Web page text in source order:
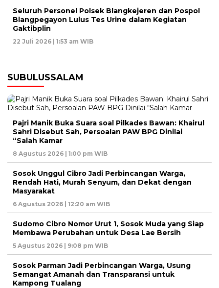
Seluruh Personel Polsek Blangkejeren dan Pospol
Blangpegayon Lulus Tes Urine dalam Kegiatan
Gaktibplin
22 Juli 2026 | 1:53 am WIB
SUBULUSSALAM
Pajri Manik Buka Suara soal Pilkades Bawan: Khairul
Sahri Disebut Sah, Persoalan PAW BPG Dinilai
“Salah Kamar
8 Agustus 2026 | 1:00 pm WIB
Sosok Unggul Cibro Jadi Perbincangan Warga,
Rendah Hati, Murah Senyum, dan Dekat dengan
Masyarakat
6 Agustus 2026 | 12:20 am WIB
Sudomo Cibro Nomor Urut 1, Sosok Muda yang Siap
Membawa Perubahan untuk Desa Lae Bersih
5 Agustus 2026 | 9:08 pm WIB
Sosok Parman Jadi Perbincangan Warga, Usung
Semangat Amanah dan Transparansi untuk
Kampong Tualang